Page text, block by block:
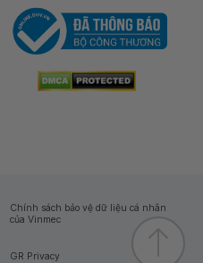
Chính sách bảo vệ dữ liệu cá nhân
của Vinmec
GR Privacy